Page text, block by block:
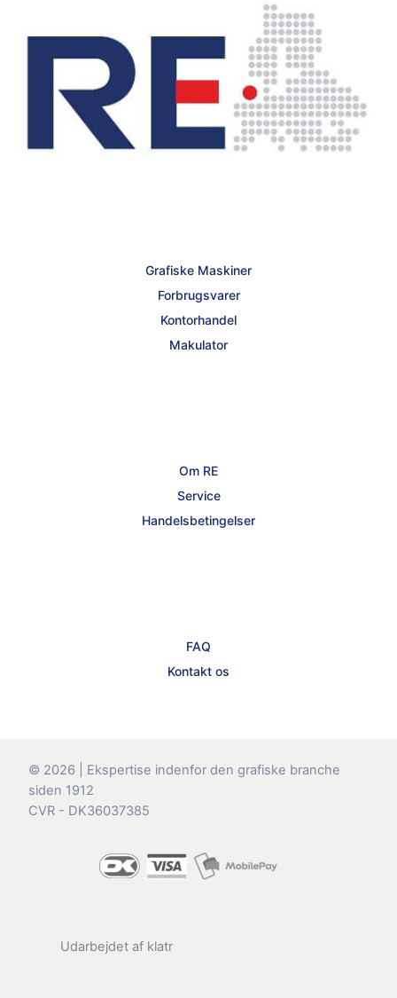
Grafiske Maskiner
Forbrugsvarer
Kontorhandel
Makulator
Om RE
Service
Handelsbetingelser
FAQ
Kontakt os
© 2026 | Ekspertise indenfor den grafiske branche
siden 1912
CVR - DK36037385
Udarbejdet af klatr